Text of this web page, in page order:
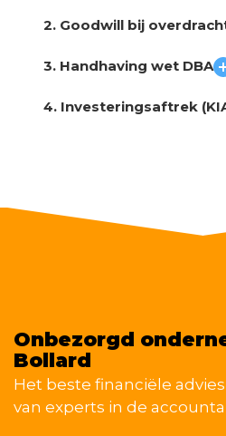
2. Goodwill bij
3. Handhaving wet DBA
4. Investeringsaftrek
Onbezorgd
Bollard
Het beste financiële
van experts in de